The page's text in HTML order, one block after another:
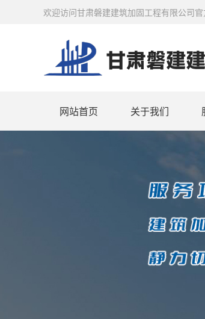
欢迎访问甘肃磐建建筑加固工程有限公司官
网站首页 关于我们